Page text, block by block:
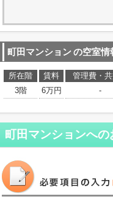
町田マンションの空室情
所在階 賃料 管理費・
3階
6万円 -
町田マンションへの